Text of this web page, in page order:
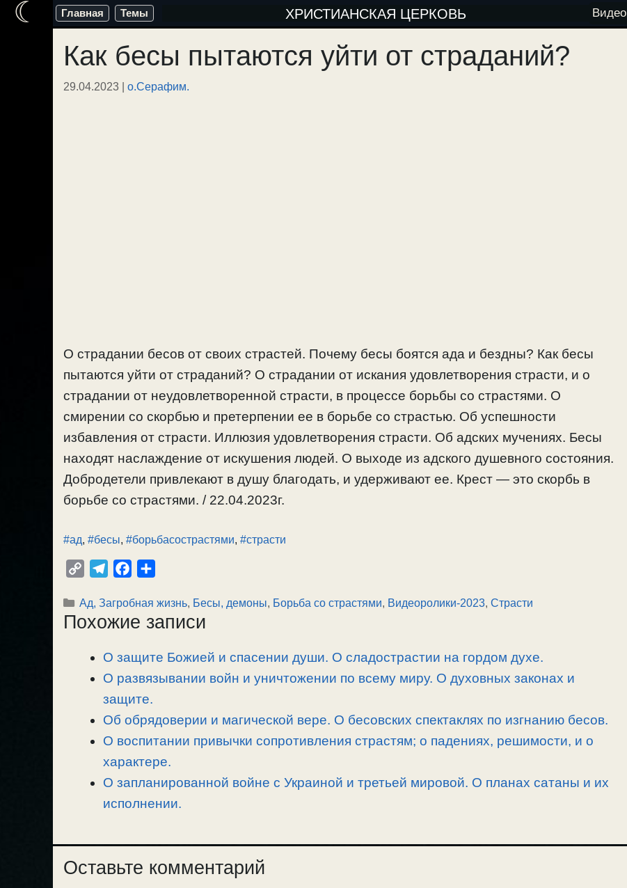
Перейти
содержимому
Главная Темы ХРИСТИАНСКАЯ ЦЕРКОВЬ Видео
Как бесы пытаются уйти от страданий?
29.04.2023 | о.Серафим.
О страдании бесов от своих страстей. Почему бесы боятся ада и бездны? Как бесы
пытаются уйти от страданий? О страдании от искания удовлетворения страсти, и о
страдании от неудовлетворенной страсти, в процессе борьбы со страстями. О
смирении со скорбью и претерпении ее в борьбе со страстью. Об успешности
избавления от страсти. Иллюзия удовлетворения страсти. Об адских мучениях. Бесы
находят наслаждение от искушения людей. О выходе из адского душевного состояния.
Добродетели привлекают в душу благодать, и удерживают ее. Крест — это скорбь в
борьбе со страстями. / 22.04.2023г.
#ад, #бесы, #борьбасострастями, #страсти
p
y
l
e
r
a
m
c
e
o
o
k
п
р
в
и
Рубрики
Ад, Загробная жизнь, Бесы, демоны, Борьба со страстями, Видеоролики-2023, Страсти
Похожие записи
О защите Божией и спасении души. О сладострастии на гордом духе.
О развязывании войн и уничтожении по всему миру. О духовных законах и
защите.
Об обрядоверии и магической вере. О бесовских спектаклях по изгнанию бесов.
О воспитании привычки сопротивления страстям; о падениях, решимости, и о
характере.
О запланированной войне с Украиной и третьей мировой. О планах сатаны и их
исполнении.
Оставьте комментарий
☾